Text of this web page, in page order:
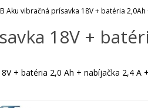
Aku vibračná prísavka 18V + batéria
18V +
+ batéria 2,0 Ah + nabíjačka 2,4 A +